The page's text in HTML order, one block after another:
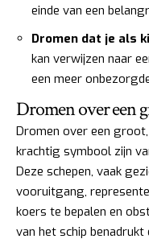
einde van een
Dromen dat je als
kan verwijzen naar
een meer
Dromen over een
Dromen over een
krachtig symbool zijn
Deze schepen, vaak
vooruitgang,
koers te bepalen en
van het schip